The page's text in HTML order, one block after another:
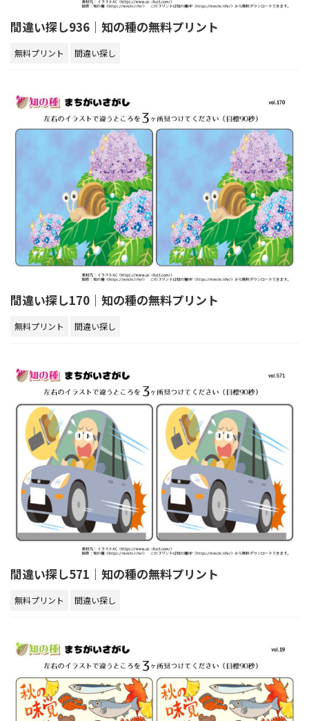
間違い探し936｜知の種の無料プリント
無料プリント 間違い探し
間違い探し170｜知の種の無料プリント
無料プリント 間違い探し
間違い探し571｜知の種の無料プリント
無料プリント 間違い探し